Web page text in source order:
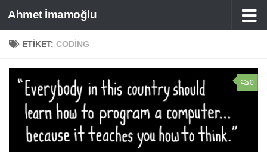
Skip to content
Ahmet İmamoğlu
ETIKET: CODING
0